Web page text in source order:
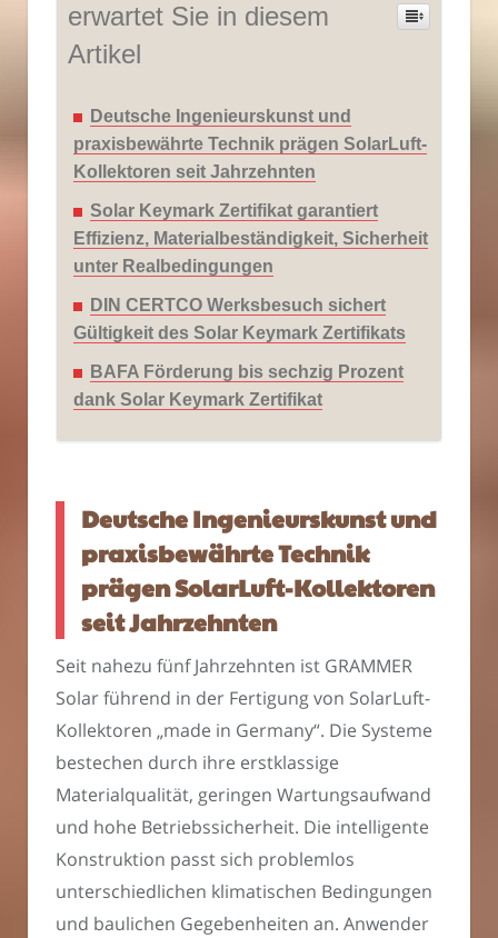
erwartet Sie in diesem
Artikel
Deutsche Ingenieurskunst und
praxisbewährte Technik prägen SolarLuft-
Kollektoren seit Jahrzehnten
Solar Keymark Zertifikat garantiert
Effizienz, Materialbeständigkeit, Sicherheit
unter Realbedingungen
DIN CERTCO Werksbesuch sichert
Gültigkeit des Solar Keymark Zertifikats
BAFA Förderung bis sechzig Prozent
dank Solar Keymark Zertifikat
Deutsche Ingenieurskunst und
praxisbewährte Technik
prägen SolarLuft-Kollektoren
seit Jahrzehnten
Seit nahezu fünf Jahrzehnten ist GRAMMER
Solar führend in der Fertigung von SolarLuft-
Kollektoren „made in Germany“. Die Systeme
bestechen durch ihre erstklassige
Materialqualität, geringen Wartungsaufwand
und hohe Betriebssicherheit. Die intelligente
Konstruktion passt sich problemlos
unterschiedlichen klimatischen Bedingungen
und baulichen Gegebenheiten an. Anwender